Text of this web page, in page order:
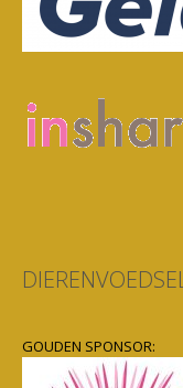
GOUDEN SPONSOR: